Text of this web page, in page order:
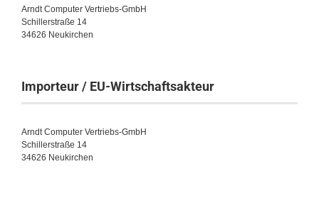
Arndt Computer Vertriebs-GmbH
Schillerstraße 14
34626 Neukirchen
Importeur / EU-Wirtschaftsakteur
Arndt Computer Vertriebs-GmbH
Schillerstraße 14
34626 Neukirchen